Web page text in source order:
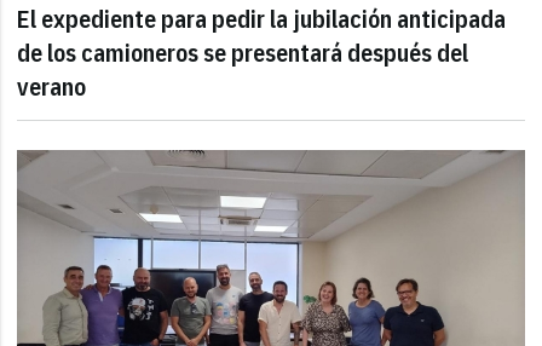
El expediente para pedir la jubilación anticipada
de los camioneros se presentará después del
verano